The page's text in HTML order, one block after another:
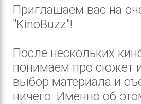
Приглашаем вас на
"KinoBuzz"!
После нескольких
понимаем про сюжет
выбор материала и
ничего. Именно об